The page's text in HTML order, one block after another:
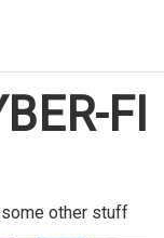
FI
some other stuff